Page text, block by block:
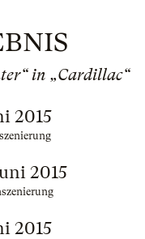
in „Cardillac“
2015
2015
2015